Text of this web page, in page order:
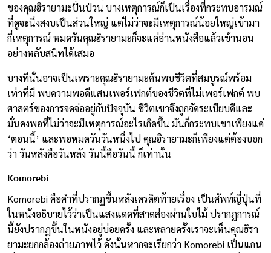
ของคุณฮิรายามะปั่นป่วน บางเหตุการณ์ก็เป็นเรื่องที่กระทบอารมณ์
ที่ดูจะนิ่งสงบเป็นส่วนใหญ่ แต่ไม่ว่าจะมีเหตุการณ์น้อยใหญ่เข้ามา
กี่เหตุการณ์ หมดวันคุณฮิรายามะก็จะแค่อ่านหนังสือแล้วเข้านอน
อย่างหลับสนิทได้เสมอ
บางทีนั่นอาจเป็นเพราะคุณฮิรายามะค้นพบชีวิตที่สมบูรณ์พร้อม
เท่าที่มี พบความพอดีแสนเพอร์เฟกต์ของชีวิตที่ไม่เพอร์เฟกต์ พบ
ศาสตร์ของการจดจ่ออยู่กับปัจจุบัน ชีวิตเขาจึงถูกจัดระเบียบดีและ
มั่นคงพอที่ไม่ว่าจะมีเหตุการณ์อะไรเกิดขึ้น มันก็กระทบเขาเพียงแค่
‘ตอนนี้’ และพอหมดวันวันหนึ่งไป คุณฮิรายามะก็เพียงแต่ต้องบอก
ว่า วันหลังคือวันหลัง วันนี้คือวันนี้ ก็เท่านั้น
Komorebi
Komorebi คือคำที่ปรากฏขึ้นหลังเครดิตท้ายเรื่อง เป็นศัพท์ญี่ปุ่นที่
ในหนังอธิบายไว้ว่าเป็นแสงแดดที่สาดส่องผ่านใบไม้ ปรากฏการณ์
นี้ยังปรากฏขึ้นในหนังอยู่บ่อยครั้ง และหลายครั้งเราจะเห็นคุณฮิรา
ยามะยกกล้องถ่ายภาพไว้ ดังนั้นหากจะเรียกว่า Komorebi เป็นแกน